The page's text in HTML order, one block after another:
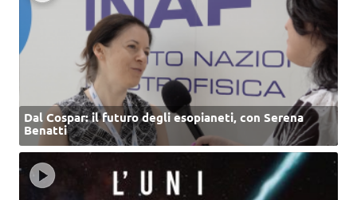
Dal Cospar: il futuro degli esopianeti, con Serena
Benatti